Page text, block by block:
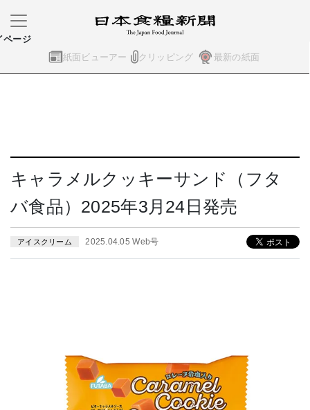
紙面ビューアー クリッピング 最新の紙面
ページ
キャラメルクッキーサンド（フタ
バ食品）2025年3月24日発売
アイスクリーム 2025.04.05 Web号